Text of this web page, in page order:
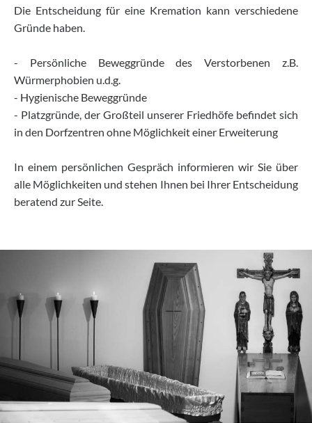
Die Entscheidung für eine Kremation kann verschiedene
Gründe haben.
- Persönliche Beweggründe des Verstorbenen z.B.
Würmerphobien u.d.g.
- Hygienische Beweggründe
- Platzgründe, der Großteil unserer Friedhöfe befindet sich
in den Dorfzentren ohne Möglichkeit einer Erweiterung
In einem persönlichen Gespräch informieren wir Sie über
alle Möglichkeiten und stehen Ihnen bei Ihrer Entscheidung
beratend zur Seite.